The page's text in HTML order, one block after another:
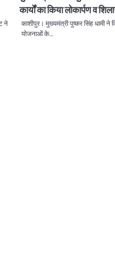
ने
कार्यों का किया लोकार्पण व
काशीपुर। मुख्यमंत्री पुष्कर सिंह धामी ने
योजनाओं के…